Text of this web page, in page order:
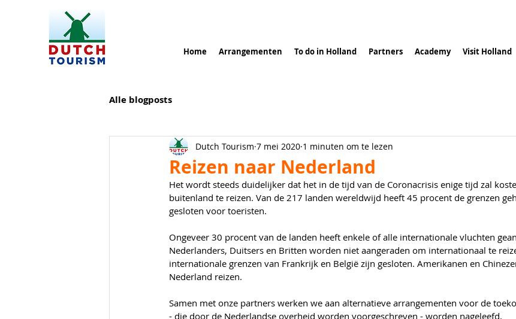
Home Arrangementen To do in Holland Partners Academy Visit Holland
Alle blogposts
Reizen naar Nederland
Dutch Tourism 7 mei 2020 1 minuten om te lezen
Het wordt steeds duidelijker dat het in de tijd van de Coronacrisis enige tijd zal
buitenland te reizen. Van de 217 landen wereldwijd heeft 45 procent de grenzen
gesloten voor toeristen.
Ongeveer 30 procent van de landen heeft enkele of alle internationale vluchten
Nederlanders, Duitsers en Britten worden niet aangeraden om internationaal te
internationale grenzen van Frankrijk en België zijn gesloten. Amerikanen en
Nederland reizen.
Samen met onze partners werken we aan alternatieve arrangementen voor de
- die door de Nederlandse overheid worden voorgeschreven - worden nageleefd.